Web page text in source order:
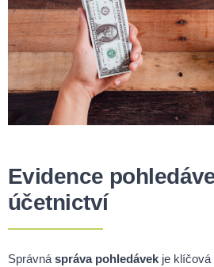
Evidence
účetnictví
Správná správa pohledávek je klíčová